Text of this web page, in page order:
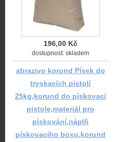
196,00 Kč
dostupnost: skladem
abrazivo korund Písek do
tryskacích pistolí
25kg,korund do pískovací
pistole,materiál pro
pískování,náplň
pískovacího boxu,korund